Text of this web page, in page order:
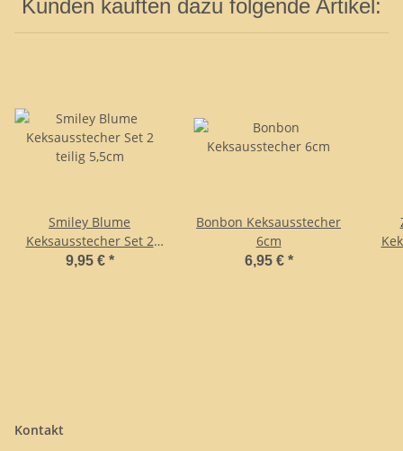
Kunden kauften dazu folgende Artikel:
Smiley Blume
Keksausstecher Set 2
teilig 5,5cm
9,95 € *
Bonbon Keksausstecher
6cm
6,95 € *
Kontakt